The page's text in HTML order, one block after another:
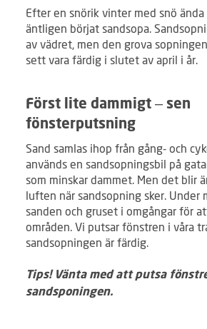
Efter en snörik vinter med snö
äntligen börjat sandsopa.
av vädret, men den grova
sett vara färdig i slutet av april i år.
Först lite dammigt – sen
fönsterputsning
Sand samlas ihop från gång- och
används en sandsopningsbil på
som minskar dammet. Men det blir
luften när sandsopning sker. Under
sanden och gruset i omgångar för
områden. Vi putsar fönstren i våra
sandsopningen är färdig.
Tips! Vänta med att putsa
sandsponingen.